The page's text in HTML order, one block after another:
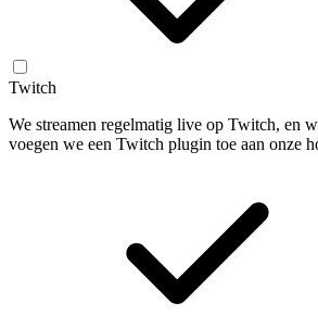
Twitch
We streamen regelmatig live op Twitch, en
voegen we een Twitch plugin toe aan onze